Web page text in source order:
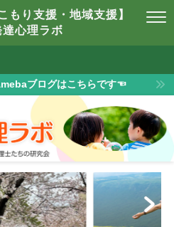
もり支援・地域支援】
心理ラボ
ブログはこちらです☜